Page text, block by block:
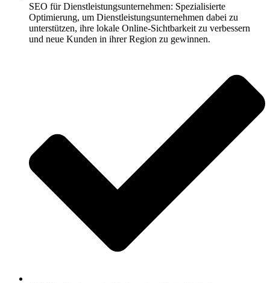
SEO für Dienstleistungsunternehmen: Spezialisierte
Optimierung, um Dienstleistungsunternehmen dabei zu
unterstützen, ihre lokale Online-Sichtbarkeit zu verbessern
und neue Kunden in ihrer Region zu gewinnen.